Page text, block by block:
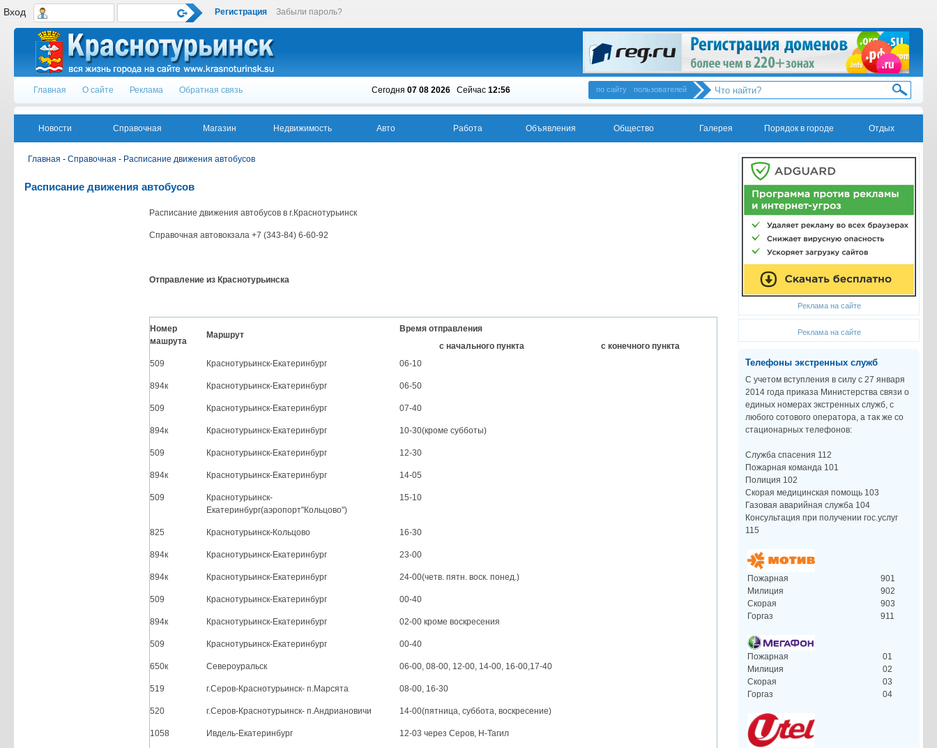
Вход Регистрация Забыли пароль?
Главная О сайте Реклама Обратная связь Сегодня 07 08 2026 Cейчас 12:56 по сайту пользователей
Новости Справочная Магазин Недвижимость Авто Работа Объявления Общество Галерея Порядок в городе Отдых
Главная - Справочная - Расписание движения автобусов
Расписание движения автобусов
Расписание движения автобусов в г.Краснотурьинск
Справочная автовокзала +7 (343-84) 6-60-92
Отправление из Краснотурьинска
Номер
машрута
Маршрут
Время отправления
с начального пункта
с конечного пункта
509
Краснотурьинск-Екатеринбург 06-10
894к Краснотурьинск-Екатеринбург 06-50
509 Краснотурьинск-Екатеринбург 07-40
894к Краснотурьинск-Екатеринбург 10-30(кроме субботы)
509 Краснотурьинск-Екатеринбург 12-30
894к Краснотурьинск-Екатеринбург 14-05
509
Краснотурьинск-
Екатеринбург(аэропорт"Кольцово")
15-10
825 Краснотурьинск-Кольцово 16-30
894к Краснотурьинск-Екатеринбург 23-00
894к Краснотурьинск-Екатеринбург 24-00(четв. пятн. воск. понед.)
509 Краснотурьинск-Екатеринбург 00-40
894к Краснотурьинск-Екатеринбург 02-00 кроме воскресения
509 Краснотурьинск-Екатеринбург 00-40
650к Североуральск 06-00, 08-00, 12-00, 14-00, 16-00,17-40
519 г.Серов-Краснотурьинск- п.Марсята 08-00, 16-30
520 г.Серов-Краснотурьинск- п.Андриановичи 14-00(пятница, суббота, воскресение)
1058 Ивдель-Екатеринбург 12-03 через Серов, Н-Тагил
Реклама на сайте
Реклама на сайте
Телефоны экстренных служб
С учетом вступления в силу с 27 января
2014 года приказа Министерства связи о
единых номерах экстренных служб, с
любого сотового оператора, а так же со
стационарных телефонов:
Служба спасения 112
Пожарная команда 101
Полиция 102
Скорая медицинская помощь 103
Газовая аварийная служба 104
Консультация при получении гос.услуг
115
Пожарная
901
Милиция
902
Скорая
903
Горгаз
911
Пожарная
01
Милиция
02
Скорая
03
Горгаз
04